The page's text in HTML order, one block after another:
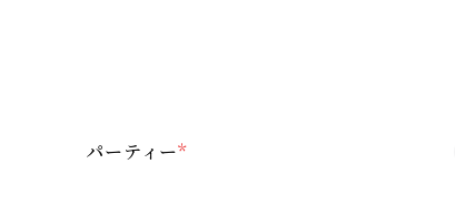
パーティー*